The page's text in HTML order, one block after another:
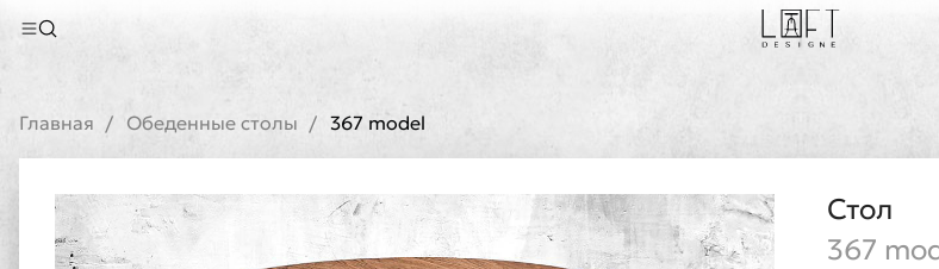
Главная Обеденные столы 367 model
Стол
367